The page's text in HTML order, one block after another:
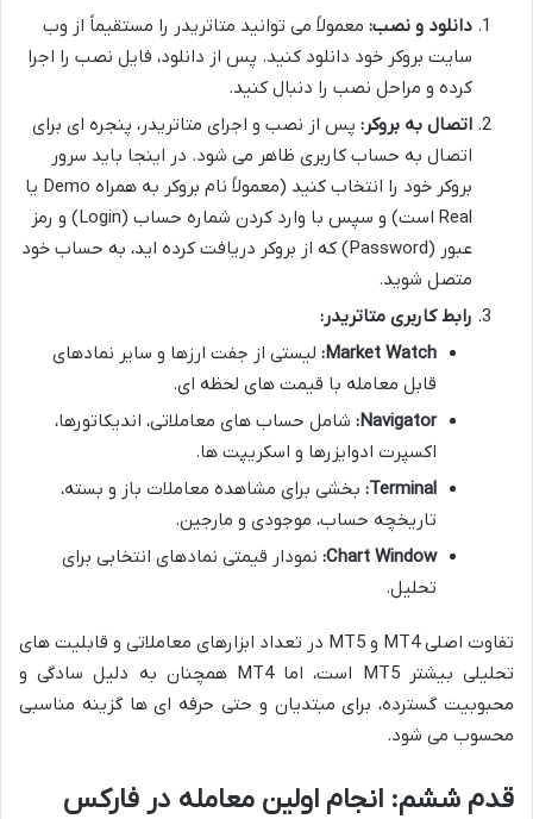
دانلود و نصب: معمولاً می توانید متاتریدر را مستقیماً از وب
سایت بروکر خود دانلود کنید. پس از دانلود، فایل نصب را اجرا
کرده و مراحل نصب را دنبال کنید.
اتصال به بروکر: پس از نصب و اجرای متاتریدر، پنجره ای برای
اتصال به حساب کاربری ظاهر می شود. در اینجا باید سرور
بروکر خود را انتخاب کنید (معمولاً نام بروکر به همراه Demo یا
Real است) و سپس با وارد کردن شماره حساب (Login) و رمز
عبور (Password) که از بروکر دریافت کرده اید، به حساب خود
متصل شوید.
رابط کاربری متاتریدر:
Market Watch: لیستی از جفت ارزها و سایر نمادهای
قابل معامله با قیمت های لحظه ای.
Navigator: شامل حساب های معاملاتی، اندیکاتورها،
اکسپرت ادوایزرها و اسکریپت ها.
Terminal: بخشی برای مشاهده معاملات باز و بسته،
تاریخچه حساب، موجودی و مارجین.
Chart Window: نمودار قیمتی نمادهای انتخابی برای
تحلیل.
تفاوت اصلی MT4 و MT5 در تعداد ابزارهای معاملاتی و قابلیت های
تحلیلی بیشتر MT5 است، اما MT4 همچنان به دلیل سادگی و
محبوبیت گسترده، برای مبتدیان و حتی حرفه ای ها گزینه مناسبی
محسوب می شود.
قدم ششم: انجام اولین معامله در فارکس